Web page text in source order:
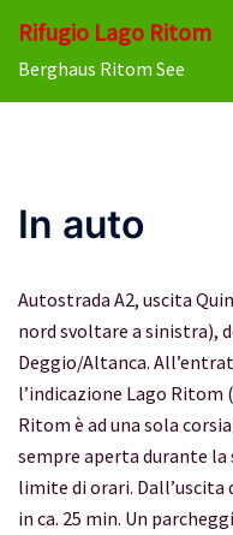
contenuto
Rifugio Lago Ritom
Berghaus Ritom See
In auto
Autostrada A2, uscita
nord svoltare a sinistra),
Deggio/Altanca.
l’indicazione Lago Ritom
Ritom è ad una sola
sempre aperta durante
limite di orari.
in ca. 25 min. Un